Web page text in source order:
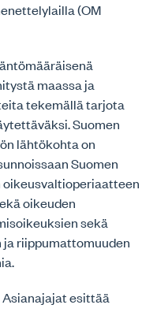
(OM
maassa ja
tekemällä tarjota
Suomen
lähtökohta on
Suomen
oikeuden
sekä
riippumattomuuden
esittää